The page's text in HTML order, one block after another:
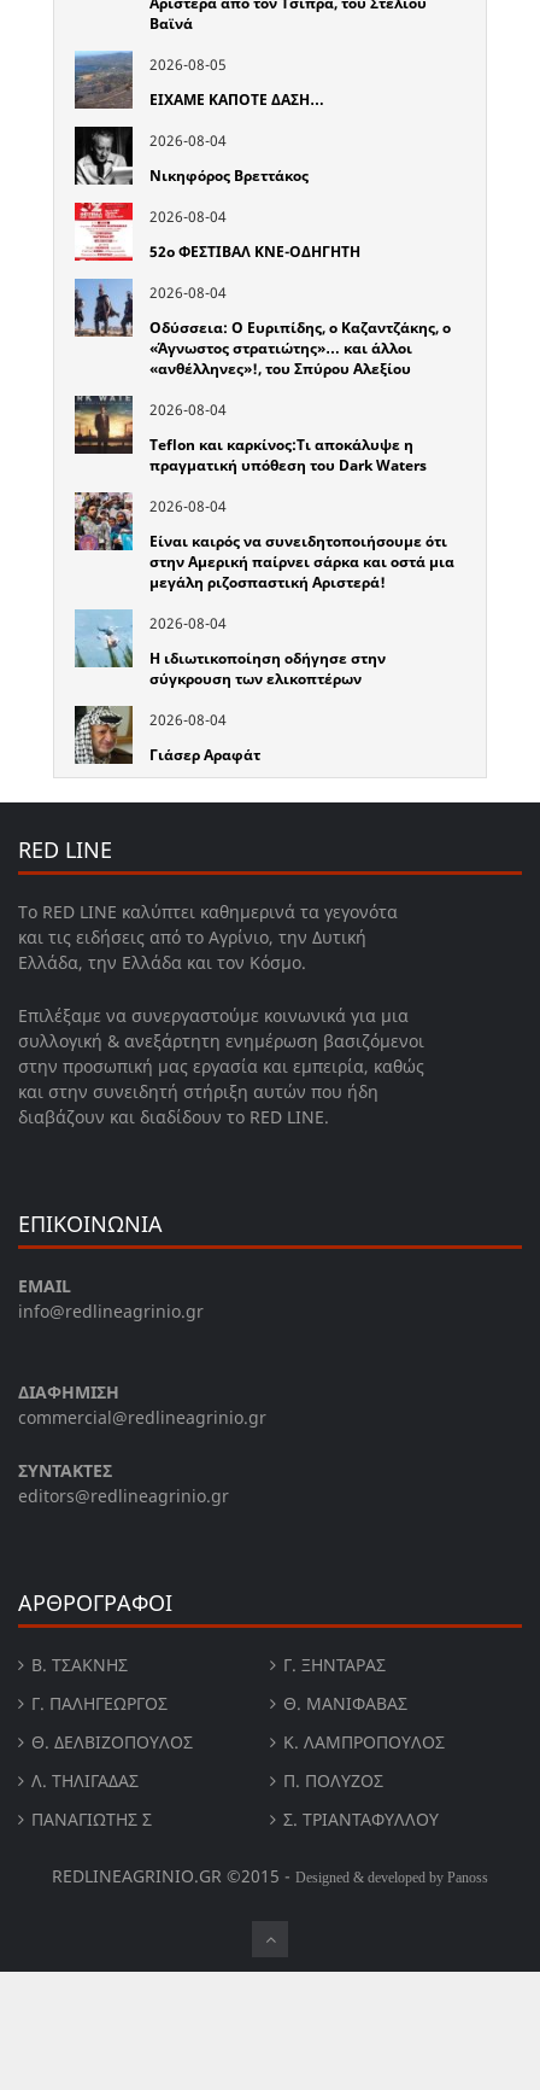
Βαϊνά
2026-08-05
ΕΙΧΑΜΕ ΚΑΠΟΤΕ ΔΑΣΗ…
2026-08-04
Νικηφόρος Βρεττάκος
2026-08-04
52o ΦΕΣΤΙΒΑΛ ΚΝΕ-ΟΔΗΓΗΤΗ
2026-08-04
Οδύσσεια: Ο Ευριπίδης, ο Καζαντζάκης, ο
«Άγνωστος στρατιώτης»… και άλλοι
«ανθέλληνες»!, του Σπύρου Αλεξίου
2026-08-04
Teflon και καρκίνος:Τι αποκάλυψε η
πραγματική υπόθεση του Dark Waters
2026-08-04
Είναι καιρός να συνειδητοποιήσουμε ότι
στην Αμερική παίρνει σάρκα και οστά μια
μεγάλη ριζοσπαστική Αριστερά!
2026-08-04
Η ιδιωτικοποίηση οδήγησε στην
σύγκρουση των ελικοπτέρων
2026-08-04
Γιάσερ Αραφάτ
RED LINE
Το RED LINE καλύπτει καθημερινά τα γεγονότα
και τις ειδήσεις από το Αγρίνιο, την Δυτική
Ελλάδα, την Ελλάδα και τον Κόσμο.
Επιλέξαμε να συνεργαστούμε κοινωνικά για μια
συλλογική & ανεξάρτητη ενημέρωση βασιζόμενοι
στην προσωπική μας εργασία και εμπειρία, καθώς
και στην συνειδητή στήριξη αυτών που ήδη
διαβάζουν και διαδίδουν το RED LINE.
ΕΠΙΚΟΙΝΩΝΙΑ
EMAIL
info@redlineagrinio.gr
ΔΙΑΦΗΜΙΣΗ
commercial@redlineagrinio.gr
ΣΥΝΤΑΚΤΕΣ
editors@redlineagrinio.gr
ΑΡΘΡΟΓΡΑΦΟΙ
Β. ΤΣΆΚΝΗΣ
Γ. ΞΗΝΤΆΡΑΣ
Γ. ΠΑΛΗΓΕΏΡΓΟΣ
Θ. ΜΑΝΙΦΑΒΑΣ
Θ. ΔΕΛΒΙΖΌΠΟΥΛΟΣ
Κ. ΛΑΜΠΡΟΠΟΥΛΟΣ
Λ. ΤΗΛΙΓΑΔΑΣ
Π. ΠΟΛΎΖΟΣ
ΠΑΝΑΓΙΏΤΗΣ Σ
Σ. ΤΡΙΑΝΤΑΦΥΛΛΟΥ
REDLINEAGRINIO.GR ©2015 - Designed & developed by Panoss